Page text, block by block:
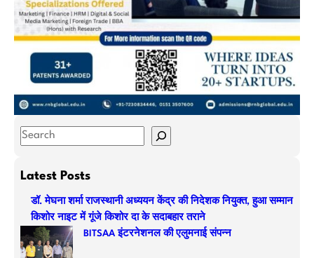
S
a
h
Latest Posts
डॉ. मेघना शर्मा राजस्थानी अध्ययन केंद्र की निदेशक नियुक्त, हुआ सम्मान
किशोर नाइट में गूंजे किशोर दा के सदाबहार तराने
BITSAA इंटरनेशनल की एलुमनाई संपन्न